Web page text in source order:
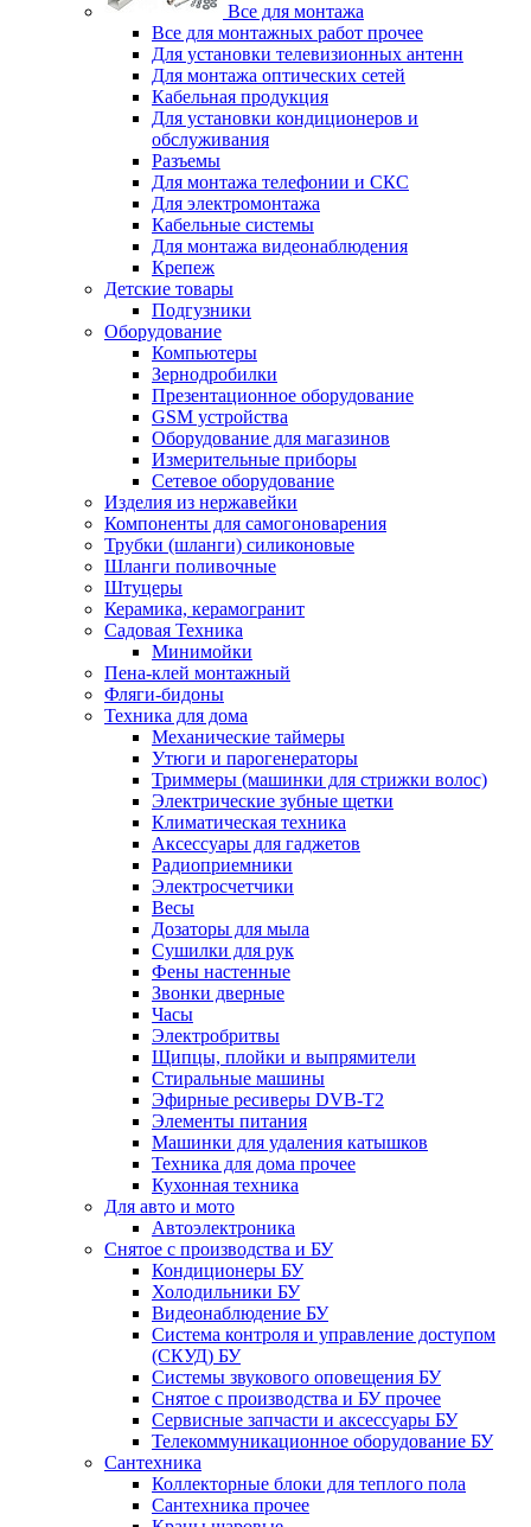
Все для монтажа
Все для монтажных работ прочее
Для установки телевизионных антенн
Для монтажа оптических сетей
Кабельная продукция
Для установки кондиционеров и
обслуживания
Разъемы
Для монтажа телефонии и СКС
Для электромонтажа
Кабельные системы
Для монтажа видеонаблюдения
Крепеж
Детские товары
Подгузники
Оборудование
Компьютеры
Зернодробилки
Презентационное оборудование
GSM устройства
Оборудование для магазинов
Измерительные приборы
Сетевое оборудование
Изделия из нержавейки
Компоненты для самогоноварения
Трубки (шланги) силиконовые
Шланги поливочные
Штуцеры
Керамика, керамогранит
Садовая Техника
Минимойки
Пена-клей монтажный
Фляги-бидоны
Техника для дома
Механические таймеры
Утюги и парогенераторы
Триммеры (машинки для стрижки волос)
Электрические зубные щетки
Климатическая техника
Аксессуары для гаджетов
Радиоприемники
Электросчетчики
Весы
Дозаторы для мыла
Сушилки для рук
Фены настенные
Звонки дверные
Часы
Электробритвы
Щипцы, плойки и выпрямители
Стиральные машины
Эфирные ресиверы DVB-T2
Элементы питания
Машинки для удаления катышков
Техника для дома прочее
Кухонная техника
Для авто и мото
Автоэлектроника
Снятое с производства и БУ
Кондиционеры БУ
Холодильники БУ
Видеонаблюдение БУ
Система контроля и управление доступом
(СКУД) БУ
Системы звукового оповещения БУ
Снятое с производства и БУ прочее
Сервисные запчасти и аксессуары БУ
Телекоммуникационное оборудование БУ
Сантехника
Коллекторные блоки для теплого пола
Сантехника прочее